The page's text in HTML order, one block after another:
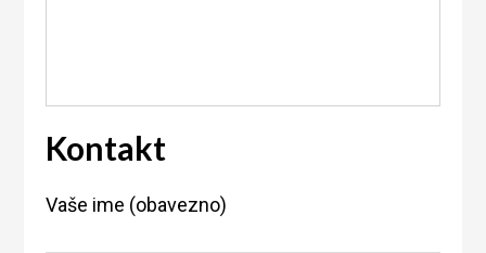
Kontakt
Vaše ime (obavezno)